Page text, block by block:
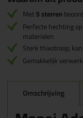
Met5 sterren
Perfecte hechting
materialen
Sterk thixotroop,
Gemakkelijk
Omschrijving